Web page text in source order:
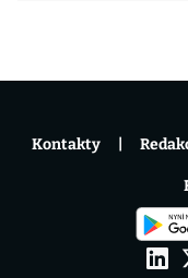
Kontakty